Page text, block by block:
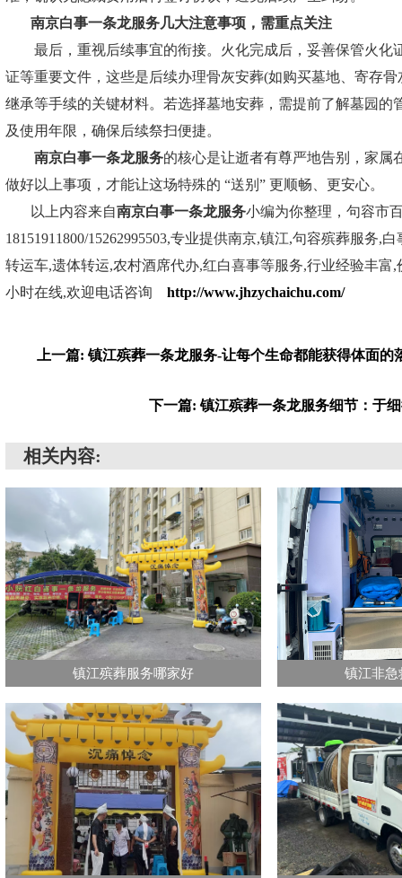
南京白事一条龙服务几大注意事项，需重点关注
最后，重视后续事宜的衔接。火化完成后，妥善保管火化
证等重要文件，这些是后续办理骨灰安葬(如购买墓地、寄存
继承等手续的关键材料。若选择墓地安葬，需提前了解墓园的
及使用年限，确保后续祭扫便捷。
南京白事一条龙服务的核心是让逝者有尊严地告别，家属
做好以上事项，才能让这场特殊的 “送别” 更顺畅、更安心。
以上内容来自南京白事一条龙服务小编为你整理，句容市
18151911800/15262995503,专业提供南京,镇江,句容殡葬服务,
转运车,遗体转运,农村酒席代办,红白喜事等服务,行业经验丰富,
小时在线,欢迎电话咨询 http://www.jhzychaichu.com/
上一篇: 镇江殡葬一条龙服务-让每个生命都能获得体面的
下一篇: 镇江殡葬一条龙服务细节：于
相关内容:
镇江殡葬服务哪家好 镇江非急